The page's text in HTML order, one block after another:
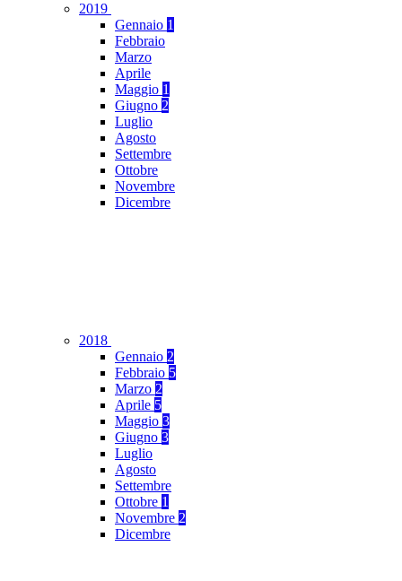
2019
Gennaio 1
Febbraio
Marzo
Aprile
Maggio 1
Giugno 2
Luglio
Agosto
Settembre
Ottobre
Novembre
Dicembre
2018
Gennaio 2
Febbraio 5
Marzo 2
Aprile 5
Maggio 3
Giugno 3
Luglio
Agosto
Settembre
Ottobre 1
Novembre 2
Dicembre